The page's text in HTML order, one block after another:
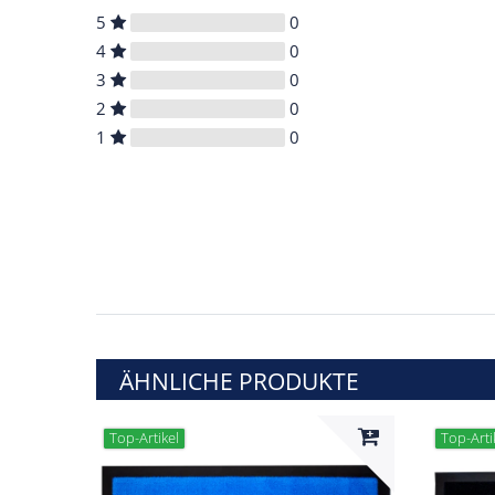
5
0
4
0
3
0
2
0
1
0
ÄHNLICHE PRODUKTE
Top-Artikel Top-